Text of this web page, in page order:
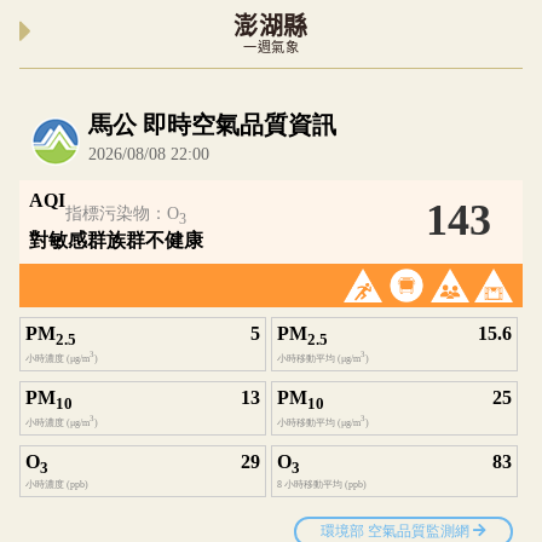
澎湖縣
一週氣象
內嵌空氣品質小工具為視覺預覽，完整即時空